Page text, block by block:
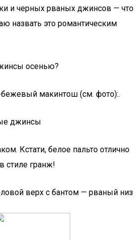
и черных рваных джинсов — что
назвать это романтическим
осенью?
макинтош (см. фото):.
джинсы
Кстати, белое пальто отлично
стиле гранж!
верх с бантом — рваный низ